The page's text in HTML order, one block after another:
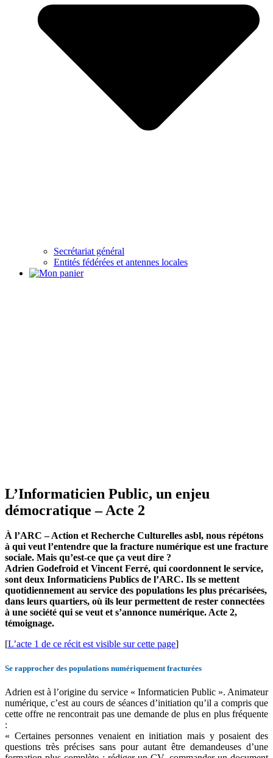
Secrétariat général
Entités fédérées et antennes locales
L’Informaticien Public, un enjeu
démocratique – Acte 2
À l’ARC – Action et Recherche Culturelles asbl, nous répétons
à qui veut l’entendre que la fracture numérique est une fracture
sociale. Mais qu’est-ce que ça veut dire ?
Adrien Godefroid et Vincent Ferré, qui coordonnent le service,
sont deux Informaticiens Publics de l’ARC. Ils se mettent
quotidiennement au service des populations les plus précarisées,
dans leurs quartiers, où ils leur permettent de rester connectées
à une société qui se veut et s’annonce numérique. Acte 2,
témoignage.
[L’acte 1 de ce récit est visible sur cette page]
Se rapprocher des populations numériquement fracturées
Adrien est à l’origine du service « Informaticien Public ». Animateur
numérique, c’est au cours de séances d’initiation qu’il a compris que
cette offre ne rencontrait pas une demande de plus en plus fréquente
:
« Certaines personnes venaient en initiation mais y posaient des
questions très précises sans pour autant être demandeuses d’une